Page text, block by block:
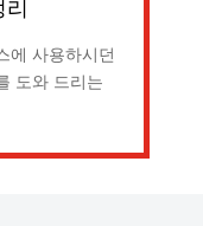
에 사용하시던
도와 드리는